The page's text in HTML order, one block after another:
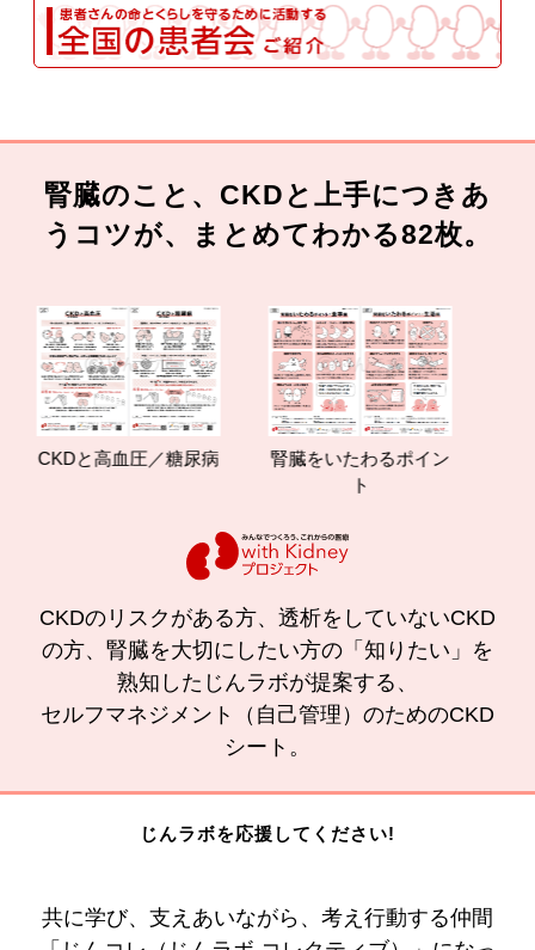
腎臓のこと、CKDと上手につきあ
うコツが、まとめてわかる82枚。
CKDと高血圧／糖尿病
腎臓をいたわるポイン
CKDのリスクがある方、透析をしていないCKD
の方、腎臓を大切にしたい方の「知りたい」を
熟知したじんラボが提案する、
セルフマネジメント（自己管理）のためのCKD
シート。
じんラボを応援してください!
共に学び、支えあいながら、考え行動する仲間